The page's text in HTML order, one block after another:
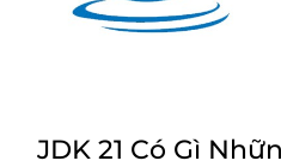
JDK 21 Có Gì